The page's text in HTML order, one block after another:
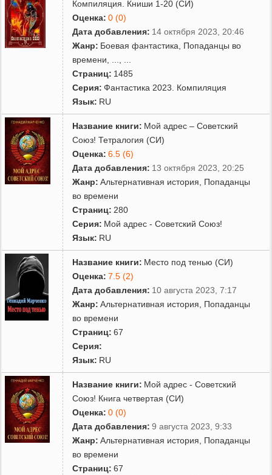
Компиляция. Книши 1-20 (СИ)
Оценка: 0 (0)
Дата добавления: 14 октября 2023, 20:46
Жанр: Боевая фантастика
Попаданцы во
времени
Страниц: 1485
Серия: Фантастика 2023. Компиляция
Язык: RU
Название книги: Мой адрес – Советский
Союз! Тетралогия (СИ)
Оценка: 6.5 (6)
Дата добавления: 13 октября 2023, 20:25
Жанр: Альтернативная история
Попаданцы
во времени
Страниц: 280
Серия: Мой адрес - Советский Союз!
Язык: RU
Название книги: Место под тенью (СИ)
Оценка: 7.5 (2)
Дата добавления: 10 августа 2023, 7:17
Жанр: Альтернативная история
Попаданцы
во времени
Страниц: 67
Серия:
Язык: RU
Название книги: Мой адрес - Советский
Союз! Книга четвертая (СИ)
Оценка: 0 (0)
Дата добавления: 9 августа 2023, 9:33
Жанр: Альтернативная история
Попаданцы
во времени
Страниц: 67